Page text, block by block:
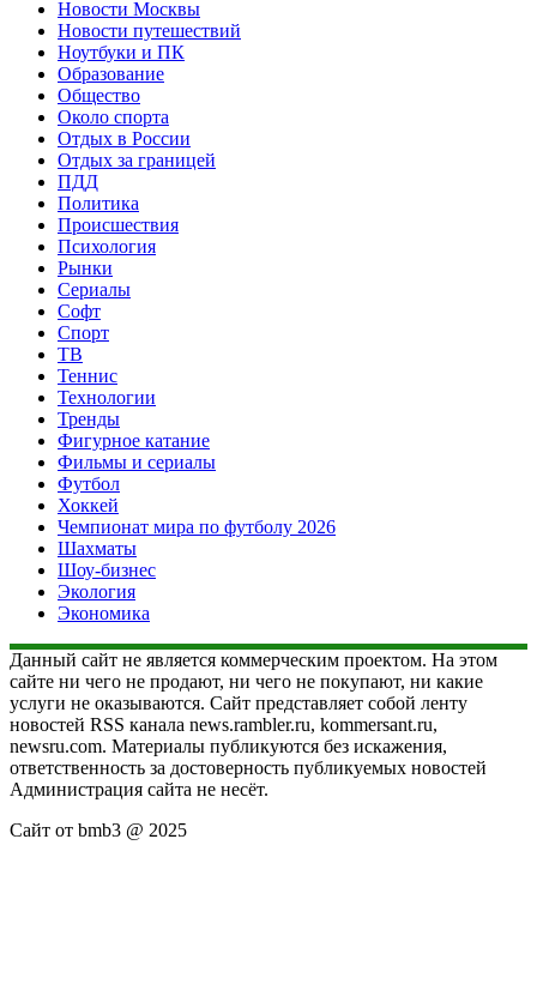
Новости Москвы
Новости путешествий
Ноутбуки и ПК
Образование
Общество
Около спорта
Отдых в России
Отдых за границей
ПДД
Политика
Происшествия
Психология
Рынки
Сериалы
Софт
Спорт
ТВ
Теннис
Технологии
Тренды
Фигурное катание
Фильмы и сериалы
Футбол
Хоккей
Чемпионат мира по футболу 2026
Шахматы
Шоу-бизнес
Экология
Экономика
Данный сайт не является коммерческим проектом. На этом
сайте ни чего не продают, ни чего не покупают, ни какие
услуги не оказываются. Сайт представляет собой ленту
новостей RSS канала news.rambler.ru, kommersant.ru,
newsru.com. Материалы публикуются без искажения,
ответственность за достоверность публикуемых новостей
Администрация сайта не несёт.
Сайт от bmb3 @ 2025